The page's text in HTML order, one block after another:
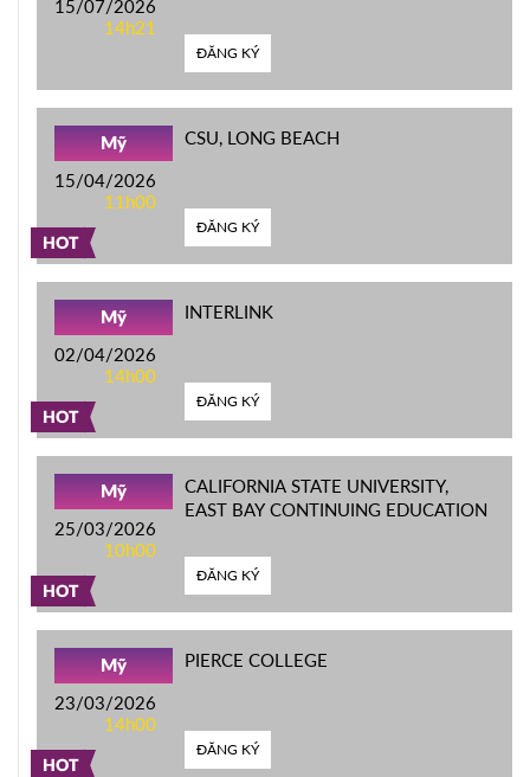
15/07/2026
14h21
ĐĂNG KÝ
HOT
Mỹ
15/04/2026
11h00
CSU, LONG BEACH
ĐĂNG KÝ
HOT
Mỹ
02/04/2026
14h00
INTERLINK
ĐĂNG KÝ
HOT
Mỹ
25/03/2026
10h00
CALIFORNIA STATE UNIVERSITY,
EAST BAY CONTINUING EDUCATION
ĐĂNG KÝ
HOT
Mỹ
23/03/2026
14h00
PIERCE COLLEGE
ĐĂNG KÝ